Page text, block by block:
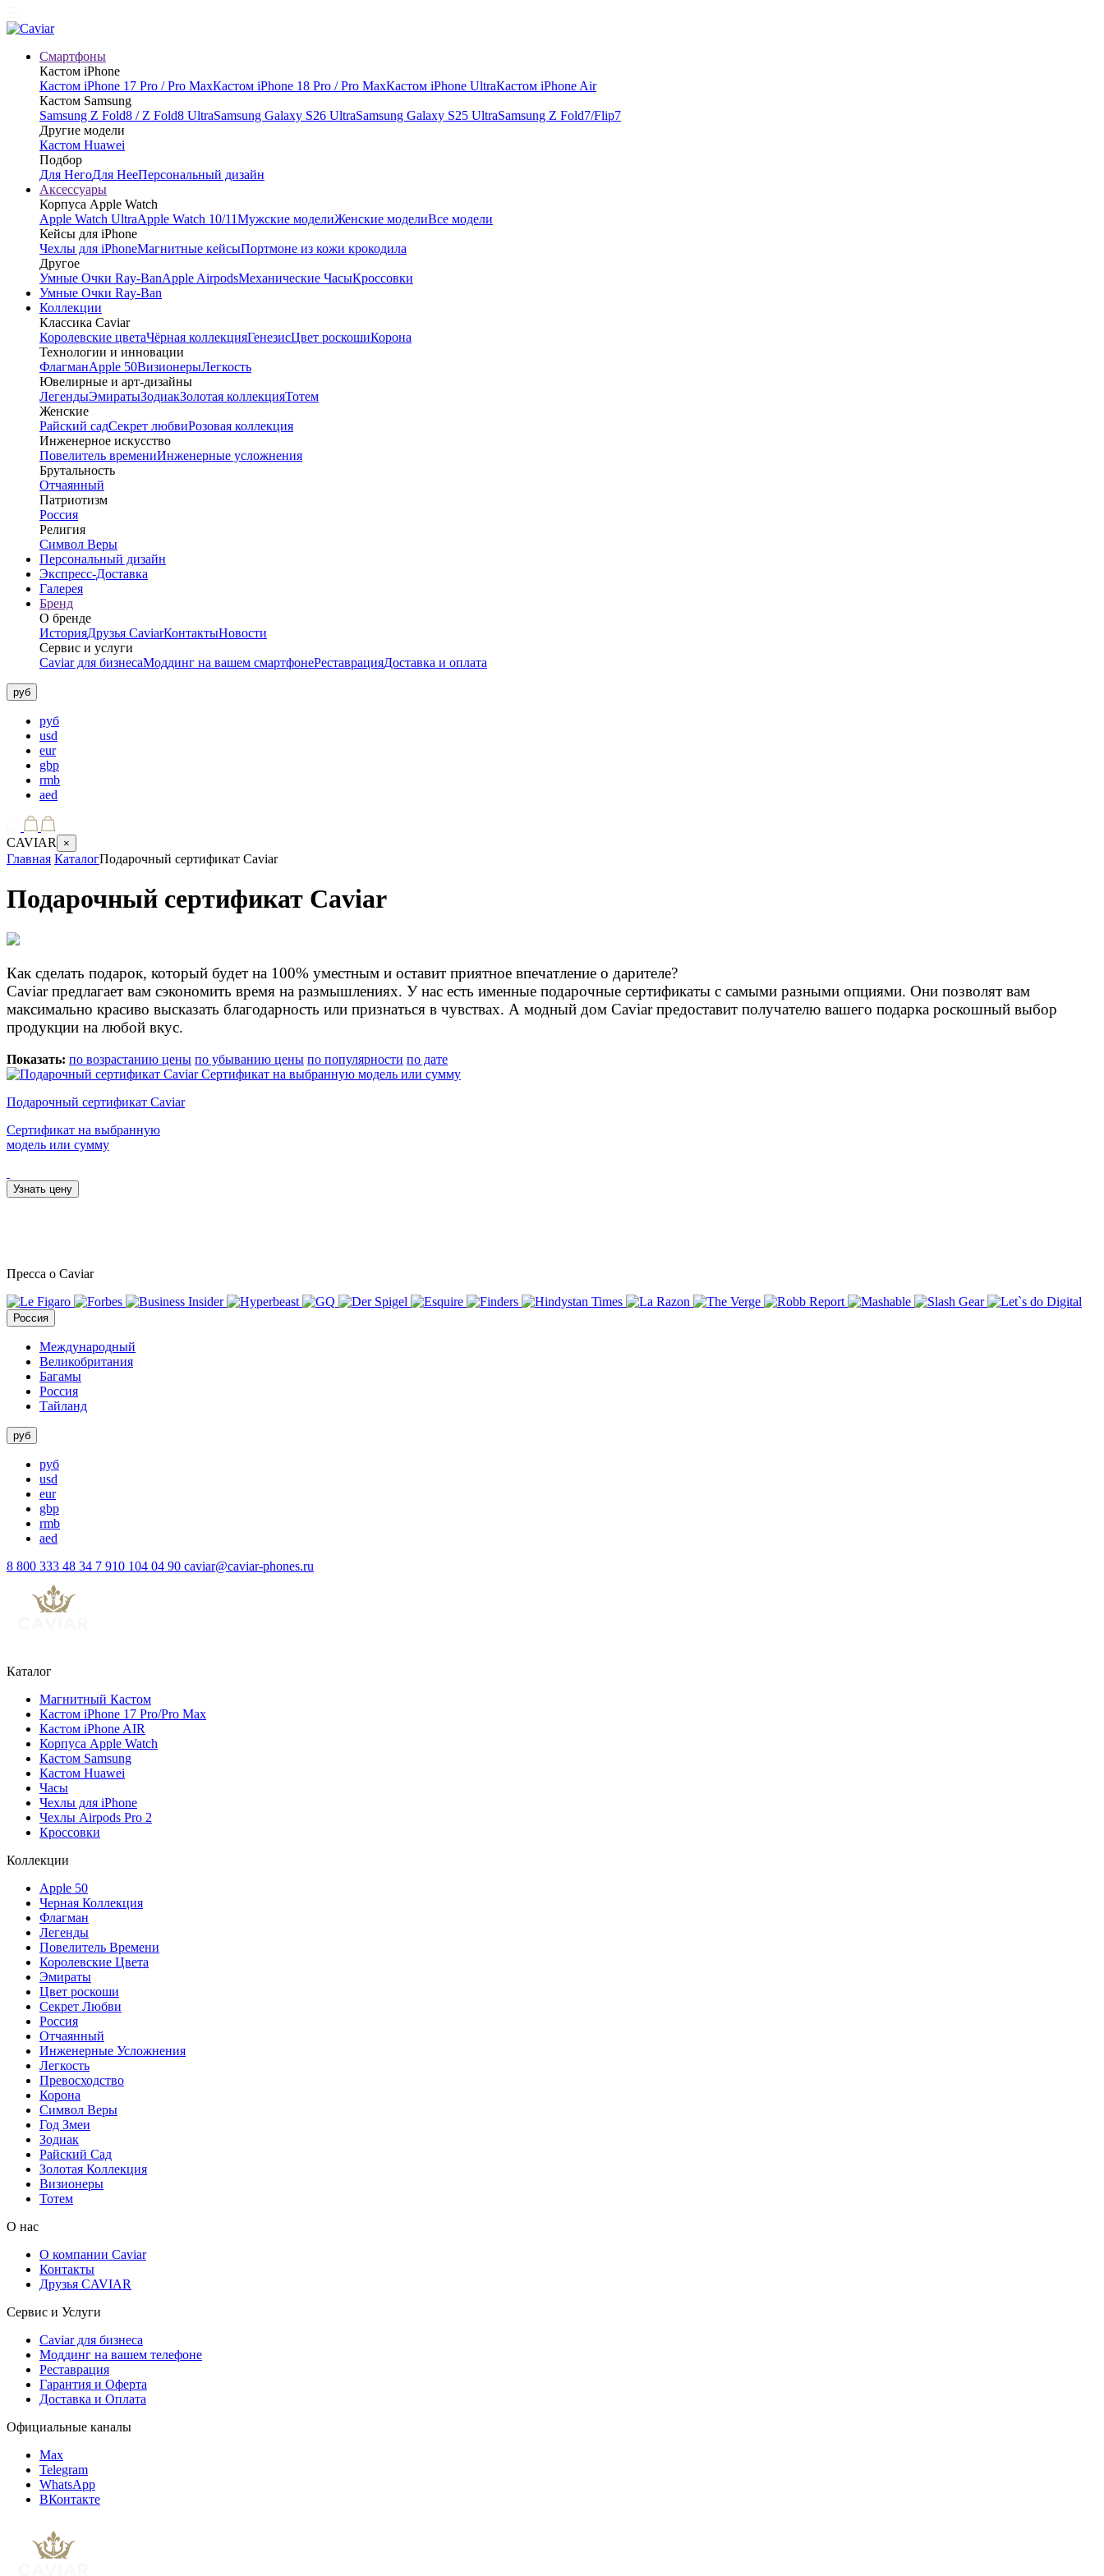
Смартфоны
Кастом iPhone
Кастом iPhone 17 Pro / Pro MaxКастом iPhone 18 Pro / Pro MaxКастом iPhone UltraКастом iPhone Air
Кастом Samsung
Samsung Z Fold8 / Z Fold8 UltraSamsung Galaxy S26 UltraSamsung Galaxy S25 UltraSamsung Z Fold7/Flip7
Другие модели
Кастом Huawei
Подбор
Для НегоДля НееПерсональный дизайн
Аксессуары
Корпуса Apple Watch
Apple Watch UltraApple Watch 10/11Мужские моделиЖенские моделиВсе модели
Кейсы для iPhone
Чехлы для iPhoneМагнитные кейсыПортмоне из кожи крокодила
Другое
Умные Очки Ray-BanApple AirpodsМеханические ЧасыКроссовки
Умные Очки Ray-Ban
Коллекции
Классика Caviar
Королевские цветаЧёрная коллекцияГенезисЦвет роскошиКорона
Технологии и инновации
ФлагманApple 50ВизионерыЛегкость
Ювелирные и арт-дизайны
ЛегендыЭмиратыЗодиакЗолотая коллекцияТотем
Женские
Райский садСекрет любвиРозовая коллекция
Инженерное искусство
Повелитель времениИнженерные усложнения
Брутальность
Отчаянный
Патриотизм
Россия
Религия
Символ Веры
Персональный дизайн
Экспресс-Доставка
Галерея
Бренд
О бренде
ИсторияДрузья CaviarКонтактыНовости
Сервис и услуги
Caviar для бизнесаМоддинг на вашем смартфонеРеставрацияДоставка и оплата
руб
руб
usd
eur
gbp
rmb
aed
CAVIAR ×
Главная КаталогПодарочный сертификат Caviar
Подарочный сертификат Caviar
Как сделать подарок, который будет на 100% уместным и оставит приятное впечатление о дарителе?
Caviar предлагает вам сэкономить время на размышлениях. У нас есть именные подарочные сертификаты с самыми разными опциями. Они позволят вам
максимально красиво высказать благодарность или признаться в чувствах. А модный дом Caviar предоставит получателю вашего подарка роскошный выбор
продукции на любой вкус.
Показать: по возрастанию цены по убыванию цены по популярности по дате
Подарочный сертификат Caviar
Сертификат на выбранную
модель или сумму
Узнать цену
Пресса о Caviar
Россия
Международный
Великобритания
Багамы
Россия
Тайланд
руб
руб
usd
eur
gbp
rmb
aed
8 800 333 48 34 7 910 104 04 90 caviar@caviar-phones.ru
Каталог
Магнитный Кастом
Кастом iPhone 17 Pro/Pro Max
Кастом iPhone AIR
Корпуса Apple Watch
Кастом Samsung
Кастом Huawei
Часы
Чехлы для iPhone
Чехлы Airpods Pro 2
Кроссовки
Коллекции
Apple 50
Черная Коллекция
Флагман
Легенды
Повелитель Времени
Королевские Цвета
Эмираты
Цвет роскоши
Секрет Любви
Россия
Отчаянный
Инженерные Усложнения
Легкость
Превосходство
Корона
Символ Веры
Год Змеи
Зодиак
Райский Сад
Золотая Коллекция
Визионеры
Тотем
О нас
О компании Caviar
Контакты
Друзья CAVIAR
Сервис и Услуги
Caviar для бизнеса
Моддинг на вашем телефоне
Реставрация
Гарантия и Оферта
Доставка и Оплата
Официальные каналы
Max
Telegram
WhatsApp
ВКонтакте